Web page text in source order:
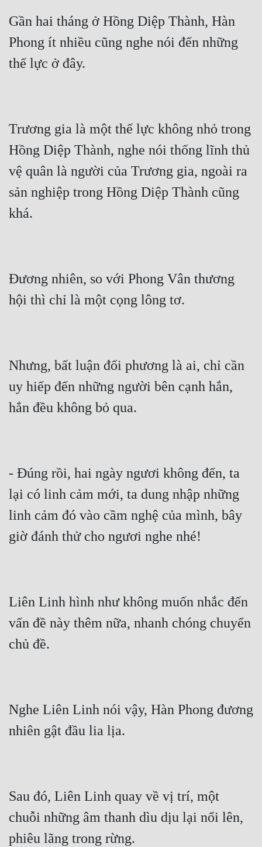
Cung Đấu
Cạnh Kỹ
Du Hí
Dã Sử
Dị Giới
Góc Nhìn Nữ
Huyền Huyễn
Hài Hước
Hệ Thống
Học Đường
Kỳ Huyễn
Làm Giàu
Lịch Sử
Mưu Mô
Ngôn Tình
Phong Thủy - Tâm Linh
Phương Tây
Gần hai tháng ở Hồng Diệp Thành, Hàn
Phong ít nhiều cũng nghe nói đến những
thế lực ở đây.
Trương gia là một thế lực không nhỏ trong
Hồng Diệp Thành, nghe nói thống lĩnh thủ
vệ quân là người của Trương gia, ngoài ra
sản nghiệp trong Hồng Diệp Thành cũng
khá.
Đương nhiên, so với Phong Vân thương
hội thì chỉ là một cọng lông tơ.
Nhưng, bất luận đối phương là ai, chỉ cần
uy hiếp đến những người bên cạnh hắn,
hắn đều không bỏ qua.
- Đúng rồi, hai ngày ngươi không đến, ta
lại có linh cảm mới, ta dung nhập những
linh cảm đó vào cầm nghệ của mình, bây
giờ đánh thử cho ngươi nghe nhé!
Liên Linh hình như không muốn nhắc đến
vấn đề này thêm nữa, nhanh chóng chuyển
chủ đề.
Nghe Liên Linh nói vậy, Hàn Phong đương
nhiên gật đầu lia lịa.
Sau đó, Liên Linh quay về vị trí, một
chuỗi những âm thanh dìu dịu lại nổi lên,
phiêu lãng trong rừng.